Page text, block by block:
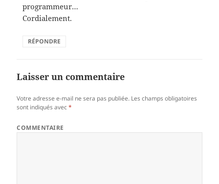
programmeur…
Cordialement.
RÉPONDRE
Laisser un commentaire
Votre adresse e-mail ne sera pas publiée. Les champs obligatoires
sont indiqués avec*
COMMENTAIRE